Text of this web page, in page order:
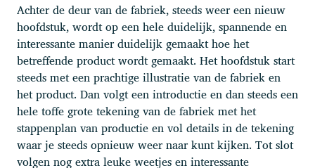
Achter de deur van de fabriek, steeds weer een nieuw
hoofdstuk, wordt op een hele duidelijk, spannende en
interessante manier duidelijk gemaakt hoe het
betreffende product wordt gemaakt. Het hoofdstuk start
steeds met een prachtige illustratie van de fabriek en
het product. Dan volgt een introductie en dan steeds een
hele toffe grote tekening van de fabriek met het
stappenplan van productie en vol details in de tekening
waar je steeds opnieuw weer naar kunt kijken. Tot slot
volgen nog extra leuke weetjes en interessante